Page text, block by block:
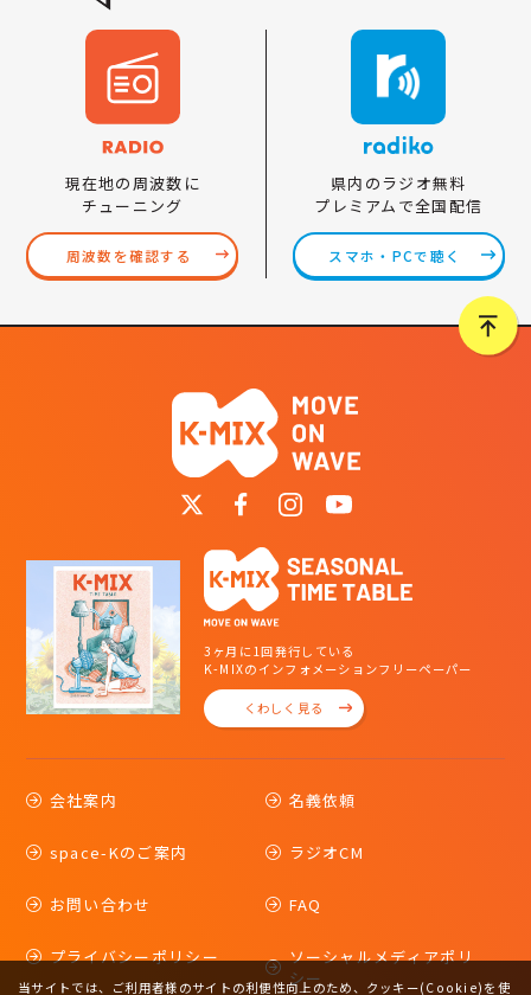
現在地の周波数に
チューニング
周波数を確認する
県内のラジオ無料
プレミアムで全国配信
スマホ・PCで聴く
3ヶ月に1回発行している
K-MIXのインフォメーションフリーペーパー
くわしく見る
会社案内 名義依頼
space-Kのご案内 ラジオCM
お問い合わせ FAQ
プライバシーポリシー
ソーシャルメディアポリ
シー
当サイトでは、ご利用者様のサイトの利便性向上のため、クッキー(Cookie)を使